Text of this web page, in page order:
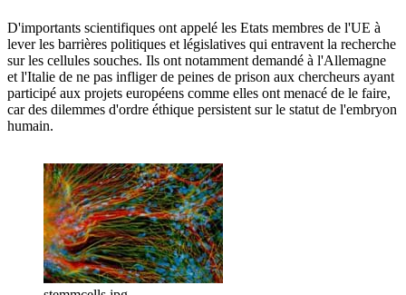
D'importants scientifiques ont appelé les Etats membres de l'UE à
lever les barrières politiques et législatives qui entravent la recherche
sur les cellules souches. Ils ont notamment demandé à l'Allemagne
et l'Italie de ne pas infliger de peines de prison aux chercheurs ayant
participé aux projets européens comme elles ont menacé de le faire,
car des dilemmes d'ordre éthique persistent sur le statut de l'embryon
humain.